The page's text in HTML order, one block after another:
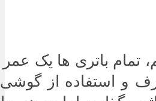
تمام باتری ها یک
و استفاده از